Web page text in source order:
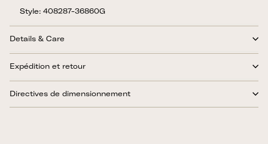
Style: 408287-36860G
Details & Care
Expédition et retour
Directives de dimensionnement